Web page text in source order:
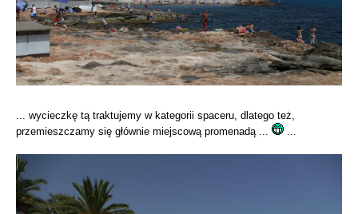
... wycieczkę tą traktujemy w kategorii spaceru, dlatego też,
przemieszczamy się głównie miejscową promenadą ...
...